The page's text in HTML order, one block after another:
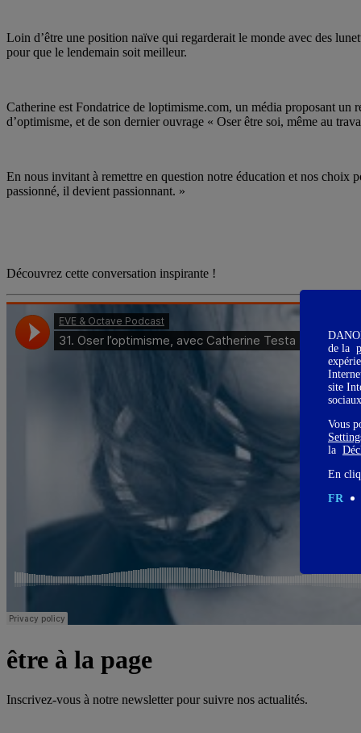
Loin d’être une position naïve qui regarderait le monde avec des
pour que le lendemain soit meilleur.
Catherine est Fondatrice de loptimisme.com, un média proposant
d’optimisme, et de son dernier ouvrage « Oser être soi, même au
En nous invitant à remettre en question notre éducation et nos choix
passionné, il devient passionnant. »
Découvrez cette conversation inspirante !
être à la page
Inscrivez-vous à notre newsletter pour suivre nos actualités.
de la
site
Vous
la
En
FR